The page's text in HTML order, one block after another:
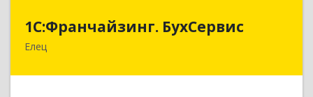
1С:Франчайзинг. БухСервис
Елец
1С:Франчайзинг. БухСервис